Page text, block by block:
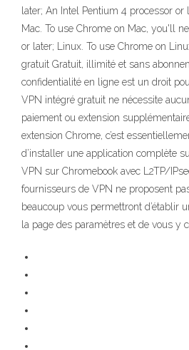
later; An Intel Pentium 4 processor or
Mac. To use Chrome on Mac, you'll
or later; Linux. To use Chrome on
gratuit Gratuit, illimité et sans
confidentialité en ligne est un droit
VPN intégré gratuit ne nécessite
paiement ou extension
extension Chrome, c’est
d’installer une application complète
VPN sur Chromebook avec L2TP/
fournisseurs de VPN ne proposent
beaucoup vous permettront d’établir
la page des paramètres et de vous y